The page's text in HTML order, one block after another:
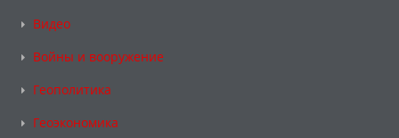
Видео
Войны и вооружение
Геополитика
Геоэкономика